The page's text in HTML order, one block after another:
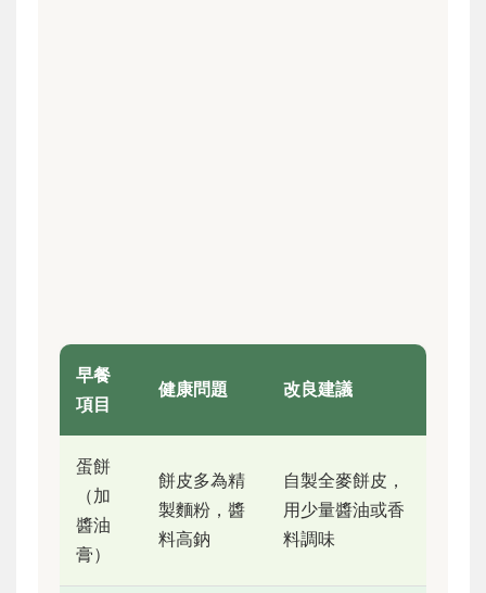
早餐
項目
健康問題 改良建議
蛋餅
（加
醬油
膏）
餅皮多為精
製麵粉，醬
料高鈉
自製全麥餅皮，
用少量醬油或香
料調味